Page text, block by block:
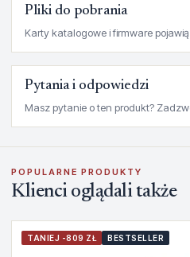
Pliki do pobrania
Karty katalogowe i firmware
Pytania i odpowiedzi
Masz pytanie o ten produkt?
POPULARNE PRODUKTY
Klienci oglądali także
TANIEJ -809 ZŁ BESTSELLER